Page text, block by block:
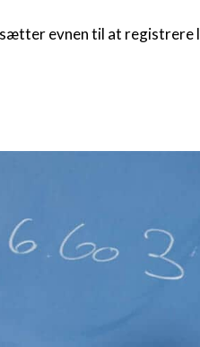
evnen til at